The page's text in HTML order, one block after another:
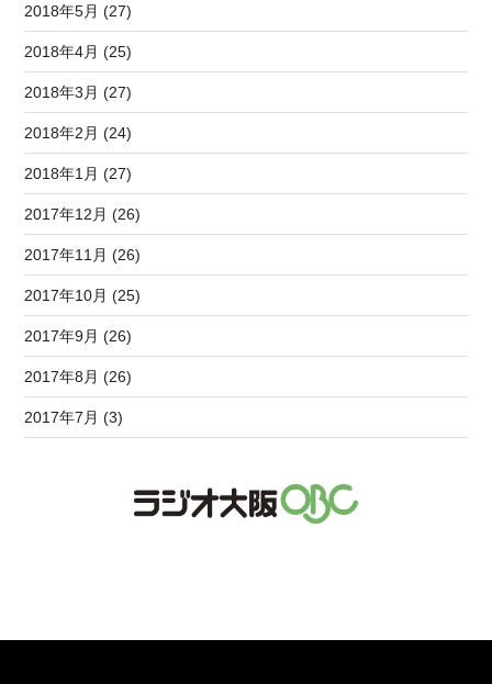
2018年5月 (27)
2018年4月 (25)
2018年3月 (27)
2018年2月 (24)
2018年1月 (27)
2017年12月 (26)
2017年11月 (26)
2017年10月 (25)
2017年9月 (26)
2017年8月 (26)
2017年7月 (3)